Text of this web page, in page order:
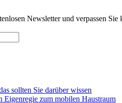
Newsletter und verpassen
sollten Sie darüber wissen
Eigenregie zum mobilen Haustraum